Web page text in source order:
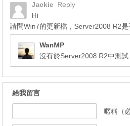
Jackie Reply
Hi
請問Win7的更新檔，Server2008 R2是
WanMP
沒有於Server2008 R2中測試
給我留言
暱稱（